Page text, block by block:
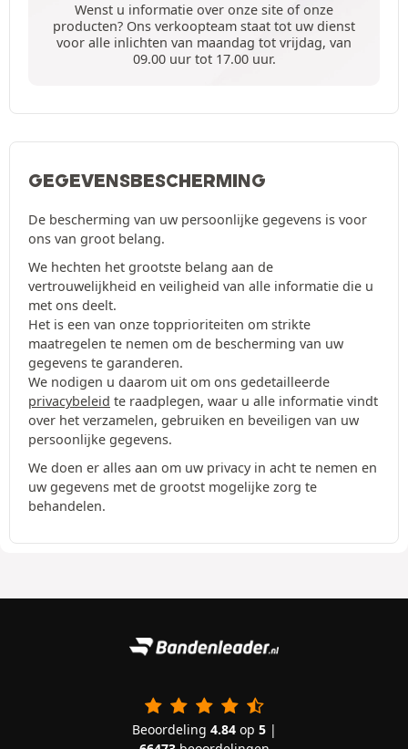
Wenst u informatie over onze site of onze
producten? Ons verkoopteam staat tot uw dienst
voor alle inlichten van maandag tot vrijdag, van
09.00 uur tot 17.00 uur.
GEGEVENSBESCHERMING
De bescherming van uw persoonlijke gegevens is voor
ons van groot belang.
We hechten het grootste belang aan de
vertrouwelijkheid en veiligheid van alle informatie die u
met ons deelt.
Het is een van onze topprioriteiten om strikte
maatregelen te nemen om de bescherming van uw
gegevens te garanderen.
We nodigen u daarom uit om ons gedetailleerde
privacybeleid te raadplegen, waar u alle informatie vindt
over het verzamelen, gebruiken en beveiligen van uw
persoonlijke gegevens.
We doen er alles aan om uw privacy in acht te nemen en
uw gegevens met de grootst mogelijke zorg te
behandelen.
Beoordeling 4.84op 5|